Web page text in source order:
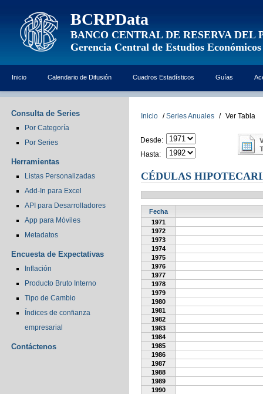
BCRPData
BANCO CENTRAL DE RESERVA DEL
Gerencia Central de Estudios Económicos
Inicio Calendario de Difusión Cuadros Estadísticos Guías
Consulta de Series
Por Categoría
Por Series
Herramientas
Listas Personalizadas
Add-In para Excel
API para Desarrolladores
App para Móviles
Metadatos
Encuesta de Expectativas
Inflación
Producto Bruto Interno
Tipo de Cambio
Índices de confianza
empresarial
Contáctenos
Inicio / Series Anuales / Ver Tabla
Desde:
Hasta:
CÉDULAS
Fecha
1971
1972
1973
1974
1975
1976
1977
1978
1979
1980
1981
1982
1983
1984
1985
1986
1987
1988
1989
1990